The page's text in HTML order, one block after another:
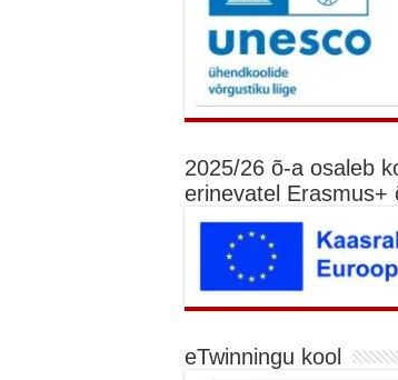
2025/26 õ-a osaleb
erinevatel Erasmus+
eTwinningu kool